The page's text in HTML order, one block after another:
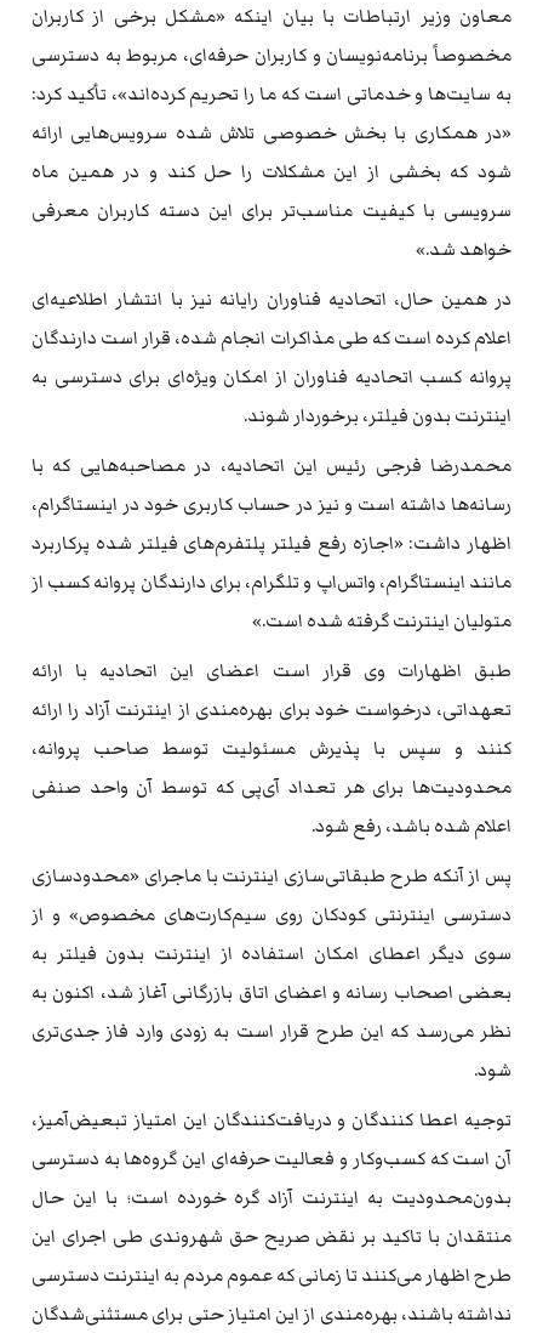
معاون وزیر ارتباطات با بیان اینکه «مشکل برخی از کاربران
مخصوصاً برنامه‌نویسان و کاربران حرفه‌ای، مربوط به دسترسی
به سایت‌ها و خدماتی است که ما را تحریم کرده‌اند»، تأکید کرد:
«در همکاری با بخش خصوصی تلاش شده سرویس‌هایی ارائه
شود که بخشی از این مشکلات را حل کند و در همین ماه
سرویسی با کیفیت مناسب‌تر برای این دسته کاربران معرفی
خواهد شد.»
در همین حال، اتحادیه فناوران رایانه نیز با انتشار اطلاعیه‌ای
اعلام کرده است که طی مذاکرات انجام شده، قرار است دارندگان
پروانه کسب اتحادیه فناوران از امکان ویژه‌ای برای دسترسی به
اینترنت بدون فیلتر، برخوردار شوند.
محمدرضا فرجی رئیس این اتحادیه، در مصاحبه‌هایی که با
رسانه‌ها داشته است و نیز در حساب کاربری خود در اینستاگرام،
اظهار داشت: «اجازه رفع فیلتر پلتفرم‌های فیلتر شده پرکاربرد
مانند اینستاگرام، واتس‌اپ و تلگرام، برای دارندگان پروانه کسب از
متولیان اینترنت گرفته شده است.»
طبق اظهارات وی قرار است اعضای این اتحادیه با ارائه
تعهداتی، درخواست خود برای بهره‌مندی از اینترنت آزاد را ارائه
کنند و سپس با پذیرش مسئولیت توسط صاحب پروانه،
محدودیت‌ها برای هر تعداد آی‌پی که توسط آن واحد صنفی
اعلام شده باشد، رفع شود.
پس از آنکه طرح طبقاتی‌سازی اینترنت با ماجرای «محدودسازی
دسترسی اینترنتی کودکان روی سیم‌کارت‌های مخصوص» و از
سوی دیگر اعطای امکان استفاده از اینترنت بدون فیلتر به
بعضی اصحاب رسانه و اعضای اتاق بازرگانی آغاز شد، اکنون به
نظر می‌رسد که این طرح قرار است به زودی وارد فاز جدی‌تری
شود.
توجیه اعطا کنندگان و دریافت‌کنندگان این امتیاز تبعیض‌آمیز،
آن است که کسب‌وکار و فعالیت حرفه‌ای این گروه‌ها به دسترسی
بدون‌محدودیت به اینترنت آزاد گره خورده است؛ با این حال
منتقدان با تاکید بر نقض صریح حق شهروندی طی اجرای این
طرح اظهار می‌کنند تا زمانی که عموم مردم به اینترنت دسترسی
نداشته باشند، بهره‌مندی از این امتیاز حتی برای مستثنی‌شدگان